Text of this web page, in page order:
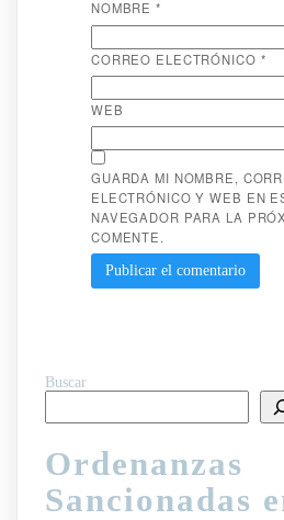
NOMBRE*
CORREO ELECTRÓNICO *
WEB
GUARDA MI NOMBRE,
ELECTRÓNICO Y WEB EN
NAVEGADOR PARA LA
COMENTE.
Buscar
Ordenanzas
Sancionadas